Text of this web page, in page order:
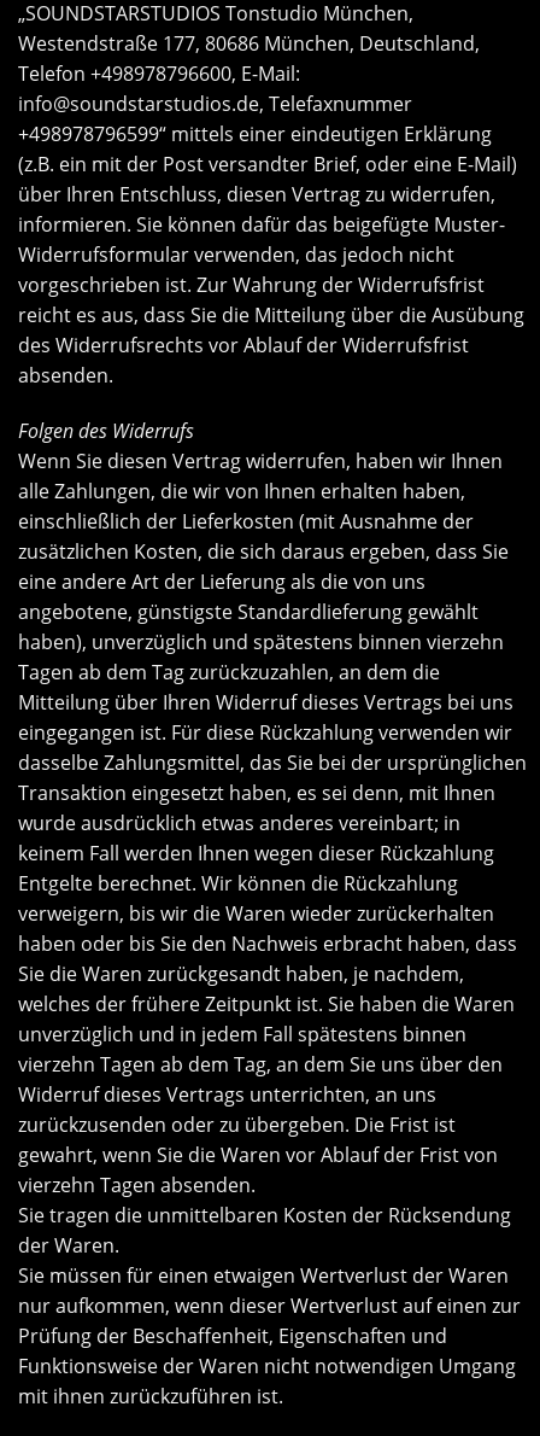
„SOUNDSTARSTUDIOS Tonstudio München,
Westendstraße 177, 80686 München, Deutschland,
Telefon +498978796600, E-Mail:
info@soundstarstudios.de, Telefaxnummer
+498978796599“ mittels einer eindeutigen Erklärung
(z.B. ein mit der Post versandter Brief, oder eine E-Mail)
über Ihren Entschluss, diesen Vertrag zu widerrufen,
informieren. Sie können dafür das beigefügte Muster-
Widerrufsformular verwenden, das jedoch nicht
vorgeschrieben ist. Zur Wahrung der Widerrufsfrist
reicht es aus, dass Sie die Mitteilung über die Ausübung
des Widerrufsrechts vor Ablauf der Widerrufsfrist
absenden.
Folgen des Widerrufs
Wenn Sie diesen Vertrag widerrufen, haben wir Ihnen
alle Zahlungen, die wir von Ihnen erhalten haben,
einschließlich der Lieferkosten (mit Ausnahme der
zusätzlichen Kosten, die sich daraus ergeben, dass Sie
eine andere Art der Lieferung als die von uns
angebotene, günstigste Standardlieferung gewählt
haben), unverzüglich und spätestens binnen vierzehn
Tagen ab dem Tag zurückzuzahlen, an dem die
Mitteilung über Ihren Widerruf dieses Vertrags bei uns
eingegangen ist. Für diese Rückzahlung verwenden wir
dasselbe Zahlungsmittel, das Sie bei der ursprünglichen
Transaktion eingesetzt haben, es sei denn, mit Ihnen
wurde ausdrücklich etwas anderes vereinbart; in
keinem Fall werden Ihnen wegen dieser Rückzahlung
Entgelte berechnet. Wir können die Rückzahlung
verweigern, bis wir die Waren wieder zurückerhalten
haben oder bis Sie den Nachweis erbracht haben, dass
Sie die Waren zurückgesandt haben, je nachdem,
welches der frühere Zeitpunkt ist. Sie haben die Waren
unverzüglich und in jedem Fall spätestens binnen
vierzehn Tagen ab dem Tag, an dem Sie uns über den
Widerruf dieses Vertrags unterrichten, an uns
zurückzusenden oder zu übergeben. Die Frist ist
gewahrt, wenn Sie die Waren vor Ablauf der Frist von
vierzehn Tagen absenden.
Sie tragen die unmittelbaren Kosten der Rücksendung
der Waren.
Sie müssen für einen etwaigen Wertverlust der Waren
nur aufkommen, wenn dieser Wertverlust auf einen zur
Prüfung der Beschaffenheit, Eigenschaften und
Funktionsweise der Waren nicht notwendigen Umgang
mit ihnen zurückzuführen ist.